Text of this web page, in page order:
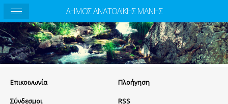
Eπικοινωνία Πλοήγηση
Σύνδεσμοι RSS
ΔΗΜΟΣ ΑΝΑΤΟΛΙΚΗΣ ΜΑΝΗΣ